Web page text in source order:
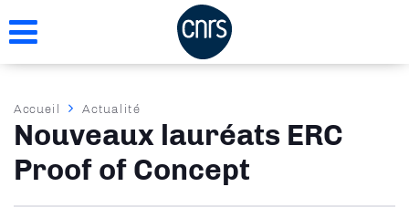
au
Fil
d'Ariane
Accueil Actualité
Nouveaux lauréats ERC
Proof of Concept